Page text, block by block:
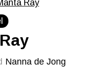
Nanna de Jong